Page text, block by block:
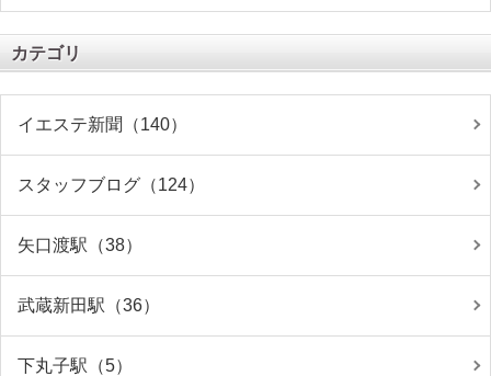
カテゴリ
イエステ新聞（140）
スタッフブログ（124）
矢口渡駅（38）
武蔵新田駅（36）
下丸子駅（5）